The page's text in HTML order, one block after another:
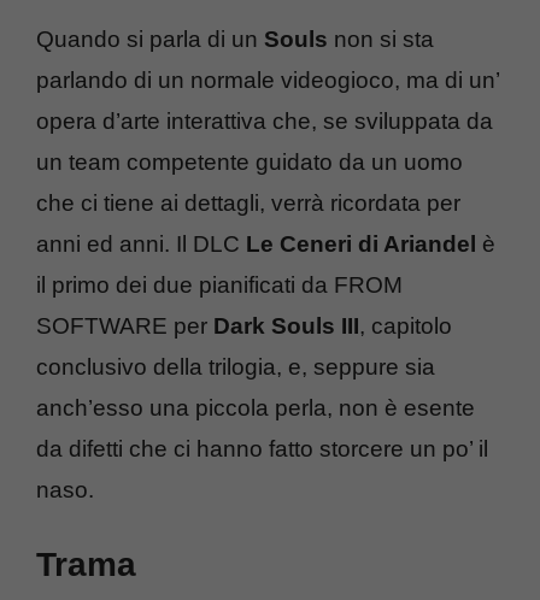
Quando si parla di un Souls non si sta
parlando di un normale videogioco, ma di un’
opera d’arte interattiva che, se sviluppata da
un team competente guidato da un uomo
che ci tiene ai dettagli, verrà ricordata per
anni ed anni. Il DLC Le Ceneri di Ariandel è
il primo dei due pianificati da FROM
SOFTWARE per Dark Souls III, capitolo
conclusivo della trilogia, e, seppure sia
anch’esso una piccola perla, non è esente
da difetti che ci hanno fatto storcere un po’ il
naso.
Trama